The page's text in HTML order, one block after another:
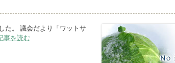
た。 議会だより「ワットサ
事を読む